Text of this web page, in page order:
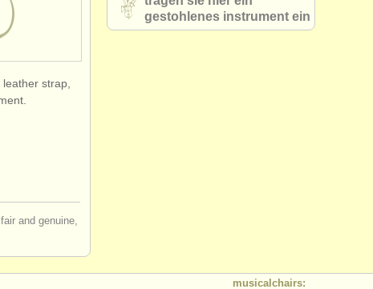
strap,
and genuine,
gestohlenes instrument ein
musicalchairs: